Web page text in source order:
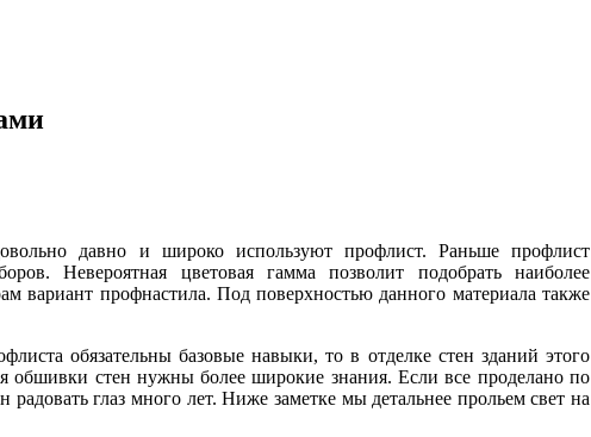
давно и широко используют профлист. Раньше профлист
Невероятная цветовая гамма позволит подобрать наиболее
вариант профнастила. Под поверхностью данного материала также
обязательны базовые навыки, то в отделке стен зданий этого
обшивки стен нужны более широкие знания. Если все проделано по
радовать глаз много лет. Ниже заметке мы детальнее прольем свет на